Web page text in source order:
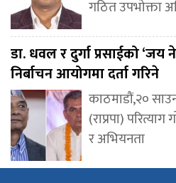
गठित उपभोक्ता
डा. धवल र दुर्गा प्रसाईको ‘जय
निर्बाचन आयोगमा दर्ता गरिने
काठमाडौं,२० साउन
(राप्रपा)
र अभियनता